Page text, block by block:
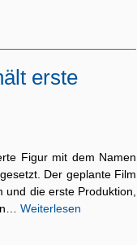
erste
Figur mit dem Namen
Der geplante Film
und die erste Produktion,
Weiterlesen